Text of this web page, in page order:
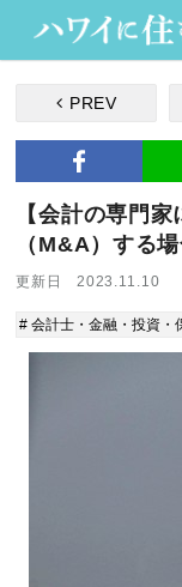
PREV
【会計の専門
（M&A）する
更新日 2023.11.10
# 会計士・金融・投資・